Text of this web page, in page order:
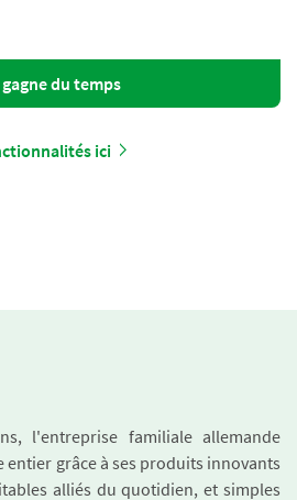
du temps
ici
l'entreprise familiale allemande
entier grâce à ses produits innovants
alliés du quotidien, et simples